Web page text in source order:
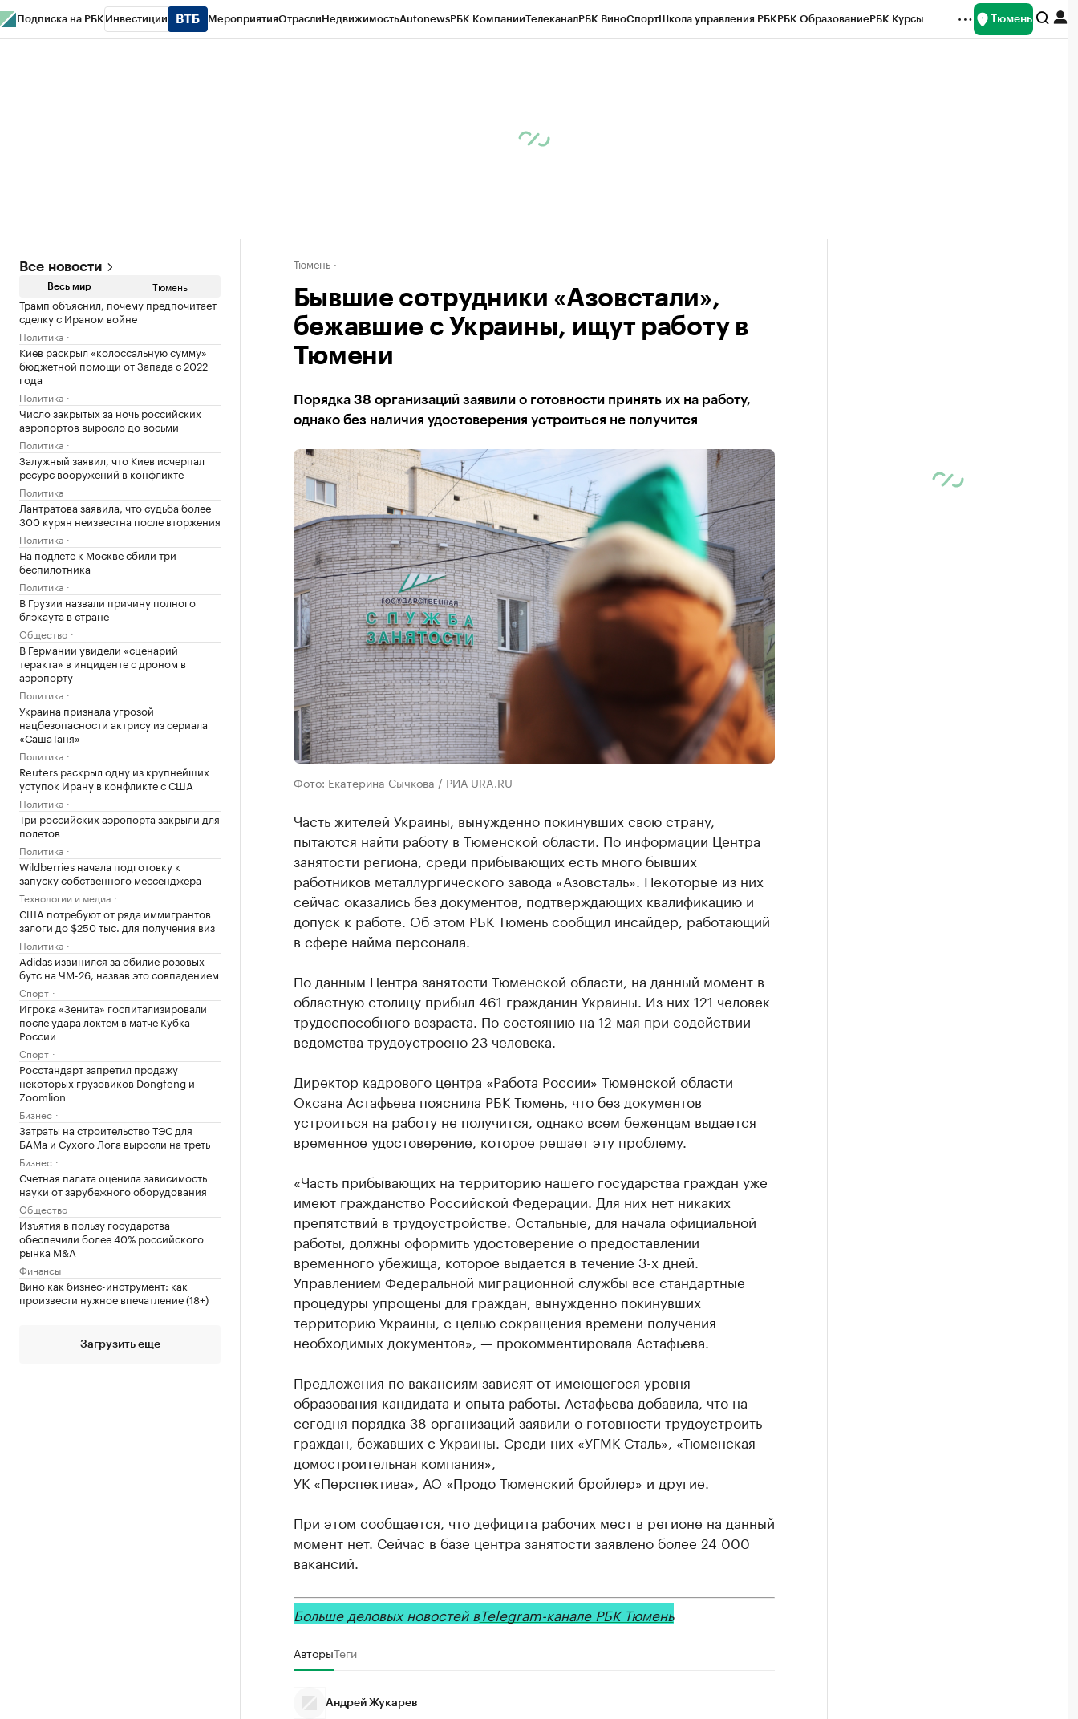
Подписка на РБК Инвестиции МероприятияОтраслиНедвижимостьAutonewsРБК КомпанииТелеканалРБК ВиноСпортШкола управления РБКРБК ОбразованиеРБК Курсы Тюмень
Все новости
Весь мир Тюмень
Трамп объяснил, почему предпочитает
сделку с Ираном войне
Политика
Киев раскрыл «колоссальную сумму»
бюджетной помощи от Запада с 2022
года
Политика
Число закрытых за ночь российских
аэропортов выросло до восьми
Политика
Залужный заявил, что Киев исчерпал
ресурс вооружений в конфликте
Политика
Лантратова заявила, что судьба более
300 курян неизвестна после вторжения
Политика
На подлете к Москве сбили три
беспилотника
Политика
В Грузии назвали причину полного
блэкаута в стране
Общество
В Германии увидели «сценарий
теракта» в инциденте с дроном в
аэропорту
Политика
Украина признала угрозой
нацбезопасности актрису из сериала
«СашаТаня»
Политика
Reuters раскрыл одну из крупнейших
уступок Ирану в конфликте с США
Политика
Три российских аэропорта закрыли для
полетов
Политика
Wildberries начала подготовку к
запуску собственного мессенджера
Технологии и медиа
США потребуют от ряда иммигрантов
залоги до $250 тыс. для получения виз
Политика
Adidas извинился за обилие розовых
бутс на ЧМ-26, назвав это совпадением
Спорт
Игрока «Зенита» госпитализировали
после удара локтем в матче Кубка
России
Спорт
Росстандарт запретил продажу
некоторых грузовиков Dongfeng и
Zoomlion
Бизнес
Затраты на строительство ТЭС для
БАМа и Сухого Лога выросли на треть
Бизнес
Счетная палата оценила зависимость
науки от зарубежного оборудования
Общество
Изъятия в пользу государства
обеспечили более 40% российского
рынка M&A
Финансы
Вино как бизнес-инструмент: как
произвести нужное впечатление (18+)
Загрузить еще
Тюмень
Бывшие сотрудники «Азовстали»,
бежавшие с Украины, ищут работу в
Тюмени
Порядка 38 организаций заявили о готовности принять их на работу,
однако без наличия удостоверения устроиться не получится
Фото: Екатерина Сычкова / РИА URA.RU
Часть жителей Украины, вынужденно покинувших свою страну,
пытаются найти работу в Тюменской области. По информации Центра
занятости региона, среди прибывающих есть много бывших
работников металлургического завода «Азовсталь». Некоторые из них
сейчас оказались без документов, подтверждающих квалификацию и
допуск к работе. Об этом РБК Тюмень сообщил инсайдер, работающий
в сфере найма персонала.
По данным Центра занятости Тюменской области, на данный момент в
областную столицу прибыл 461 гражданин Украины. Из них 121 человек
трудоспособного возраста. По состоянию на 12 мая при содействии
ведомства трудоустроено 23 человека.
Директор кадрового центра «Работа России» Тюменской области
Оксана Астафьева пояснила РБК Тюмень, что без документов
устроиться на работу не получится, однако всем беженцам выдается
временное удостоверение, которое решает эту проблему.
«Часть прибывающих на территорию нашего государства граждан уже
имеют гражданство Российской Федерации. Для них нет никаких
препятствий в трудоустройстве. Остальные, для начала официальной
работы, должны оформить удостоверение о предоставлении
временного убежища, которое выдается в течение 3-х дней.
Управлением Федеральной миграционной службы все стандартные
процедуры упрощены для граждан, вынужденно покинувших
территорию Украины, с целью сокращения времени получения
необходимых документов», — прокомментировала Астафьева.
Предложения по вакансиям зависят от имеющегося уровня
образования кандидата и опыта работы. Астафьева добавила, что на
сегодня порядка 38 организаций заявили о готовности трудоустроить
граждан, бежавших с Украины. Среди них «УГМК-Сталь», «Тюменская
домостроительная компания»,
УК «Перспектива», АО «Продо Тюменский бройлер» и другие.
При этом сообщается, что дефицита рабочих мест в регионе на данный
момент нет. Сейчас в базе центра занятости заявлено более 24 000
вакансий.
Больше деловых новостей вTelegram-канале РБК Тюмень
АвторыТеги
Андрей Жукарев